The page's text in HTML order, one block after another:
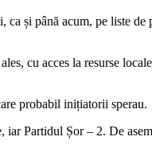
și până acum, pe liste
cu acces la resurse
probabil inițiatorii sperau.
Partidul Șor – 2. De